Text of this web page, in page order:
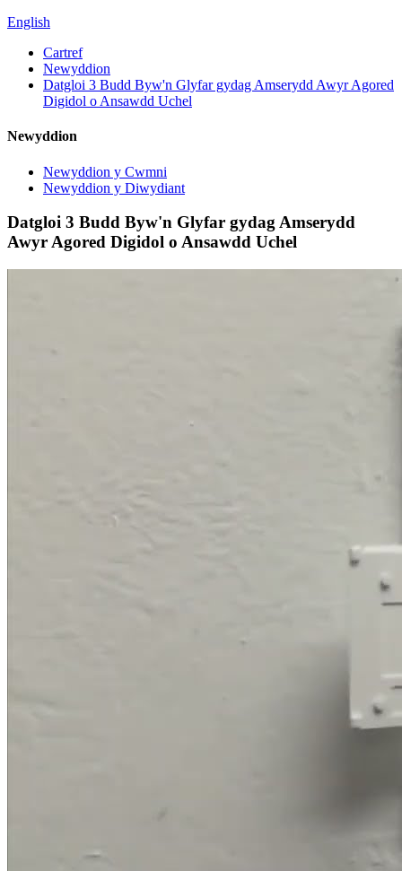
English
Cartref
Newyddion
Datgloi 3 Budd Byw'n Glyfar gydag Amserydd Awyr Agored
Digidol o Ansawdd Uchel
Newyddion
Newyddion y Cwmni
Newyddion y Diwydiant
Datgloi 3 Budd Byw'n Glyfar gydag Amserydd
Awyr Agored Digidol o Ansawdd Uchel